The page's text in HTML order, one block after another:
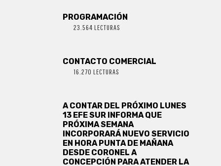
PROGRAMACIÓN
23.564 LECTURAS
CONTACTO COMERCIAL
16.270 LECTURAS
A CONTAR DEL PRÓXIMO LUNES
13 EFE SUR INFORMA QUE
PRÓXIMA SEMANA
INCORPORARÁ NUEVO SERVICIO
EN HORA PUNTA DE MAÑANA
DESDE CORONEL A
CONCEPCIÓN PARA ATENDER LA